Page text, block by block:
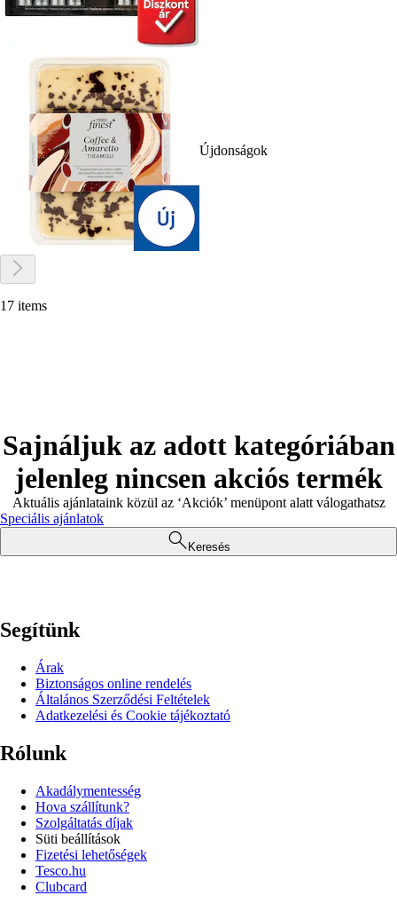
Újdonságok
17 items
Sajnáljuk az adott kategóriában
jelenleg nincsen akciós termék
Aktuális ajánlataink közül az ‘Akciók’ menüpont alatt válogathatsz
Speciális ajánlatok
Keresés
Segítünk
Árak
Biztonságos online rendelés
Általános Szerződési Feltételek
Adatkezelési és Cookie tájékoztató
Rólunk
Akadálymentesség
Hova szállítunk?
Szolgáltatás díjak
Süti beállítások
Fizetési lehetőségek
Tesco.hu
Clubcard